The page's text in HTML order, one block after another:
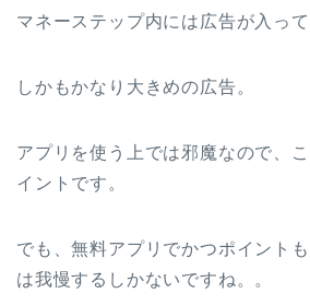
マネーステップ内には広告が入って
しかもかなり大きめの広告。
アプリを使う上では邪魔なので、
イントです。
でも、無料アプリでかつポイント
は我慢するしかないですね。。